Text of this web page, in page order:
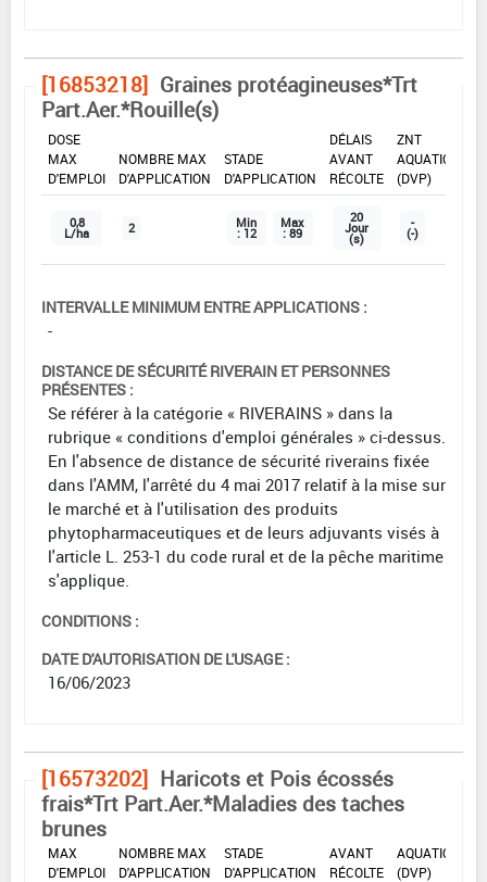
[16853218] Graines protéagineuses*Trt
Part.Aer.*Rouille(s)
DOSE
MAX
D'EMPLOI
NOMBRE MAX
D'APPLICATION
STADE
D'APPLICATION
DÉLAIS
AVANT
RÉCOLTE
ZNT
AQUATIQUE
(DVP)
0,8
L/ha 2 Min
: 12
Max
: 89
20
Jour
(s)
-
(-)
INTERVALLE MINIMUM ENTRE APPLICATIONS :
-
DISTANCE DE SÉCURITÉ RIVERAIN ET PERSONNES
PRÉSENTES :
Se référer à la catégorie « RIVERAINS » dans la
rubrique « conditions d'emploi générales » ci-dessus.
En l'absence de distance de sécurité riverains fixée
dans l'AMM, l'arrêté du 4 mai 2017 relatif à la mise sur
le marché et à l'utilisation des produits
phytopharmaceutiques et de leurs adjuvants visés à
l'article L. 253-1 du code rural et de la pêche maritime
s'applique.
CONDITIONS :
DATE D'AUTORISATION DE L'USAGE :
16/06/2023
[16573202] Haricots et Pois écossés
frais*Trt Part.Aer.*Maladies des taches
brunes
DOSE
MAX
D'EMPLOI
NOMBRE MAX
D'APPLICATION
STADE
D'APPLICATION
AVANT
RÉCOLTE
AQUATIQUE
(DVP)